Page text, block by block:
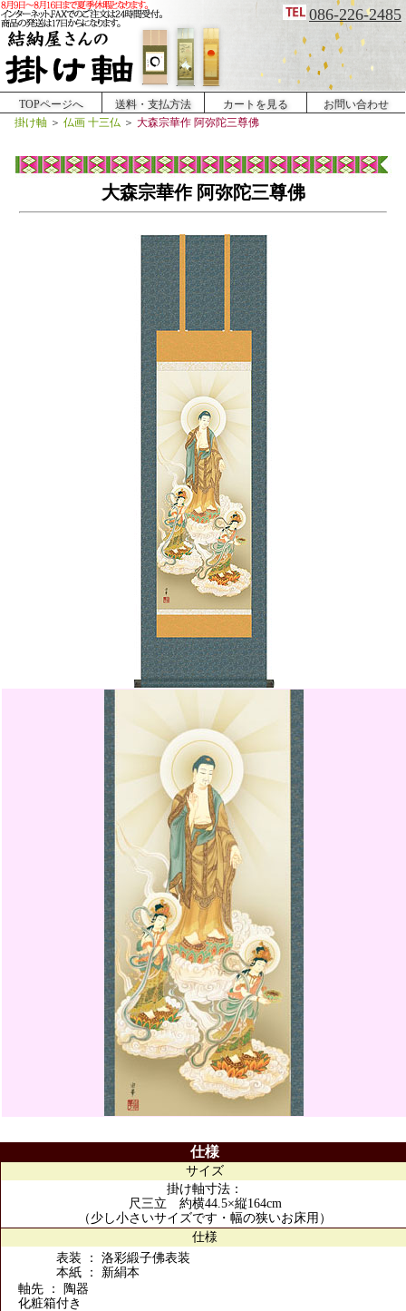
086-226-2485
TOPページへ 送料・支払方法 カートを見る
お問い合わせ
掛け軸 ＞ 仏画 十三仏 ＞ 大森宗華作 阿弥陀三尊佛
大森宗華作 阿弥陀三尊佛
仕様
サイズ
掛け軸寸法：
尺三立 約横44.5×縦164cm
（少し小さいサイズです・幅の狭いお床用）
仕様
表装 ： 洛彩緞子佛表装
本紙 ： 新絹本
軸先 ： 陶器
化粧箱付き